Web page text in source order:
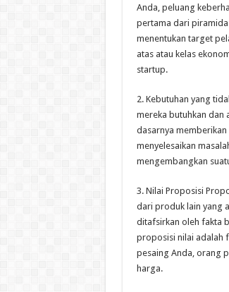
Anda, peluang
pertama dari
menentukan target
atas atau kelas
startup.
2. Kebutuhan yang
mereka butuhkan dan
dasarnya
menyelesaikan
mengembangkan
3. Nilai Proposisi
dari produk lain yang
ditafsirkan oleh fakta
proposisi nilai adalah
pesaing Anda, orang
harga.